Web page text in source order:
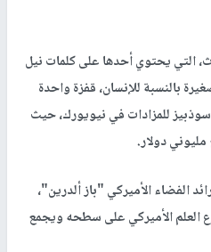
التي يحتوي أحدها على كلمات نيل
بالنسبة للإنسان، قفزة واحدة
للمزادات في نيويورك، حيث
دولار.
الفضاء الأميركي "باز ألدرين"،
العلم الأميركي على سطحه ويجمع